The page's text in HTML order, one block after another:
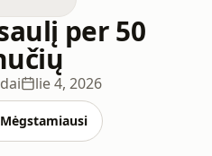
per 50
lie 4, 2026
Mėgstamiausi